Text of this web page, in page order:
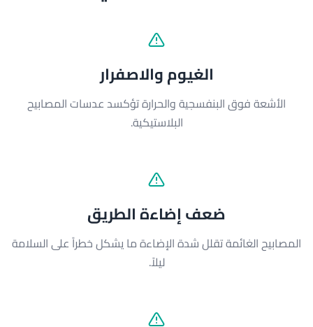
الغيوم والاصفرار
الأشعة فوق البنفسجية والحرارة تؤكسد عدسات المصابيح
البلاستيكية.
ضعف إضاءة الطريق
المصابيح الغائمة تقلل شدة الإضاءة ما يشكل خطراً على السلامة
ليلاً.